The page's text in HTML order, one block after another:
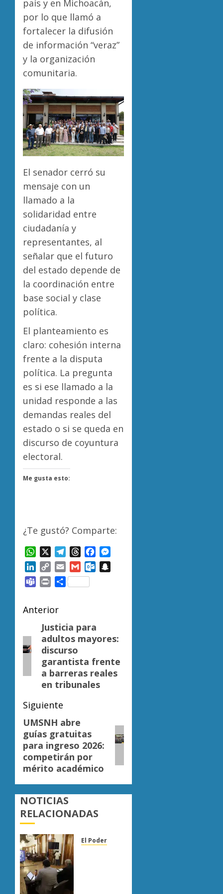
país y en Michoacán,
por lo que llamó a
fortalecer la difusión
de información “veraz”
y la organización
comunitaria.
El senador cerró su
mensaje con un
llamado a la
solidaridad entre
ciudadanía y
representantes, al
señalar que el futuro
del estado depende de
la coordinación entre
base social y clase
política.
El planteamiento es
claro: cohesión interna
frente a la disputa
política. La pregunta
es si ese llamado a la
unidad responde a las
demandas reales del
estado o si se queda en
discurso de coyuntura
electoral.
Me gusta esto:
¿Te gustó? Comparte:
WhatsAppTelegram
ThreadsFacebook
LinkedIn
Copy
Link
Email GmailOutlook.com
TeamsPrintCompartir
Navegación
de
entradas
Anterior
Entrada
anterior:
Justicia para
adultos mayores:
discurso
garantista frente
a barreras reales
en tribunales
Siguiente
Siguiente
entrada:
UMSNH abre
guías gratuitas
para ingreso 2026:
competirán por
mérito académico
NOTICIAS
RELACIONADAS
El Poder